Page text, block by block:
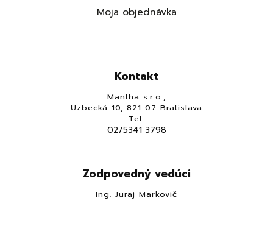
Moja objednávka
Kontakt
Mantha s.r.o.,
Uzbecká 10, 821 07 Bratislava
Tel:
02/5341 3798
Zodpovedný vedúci
Ing. Juraj Markovič